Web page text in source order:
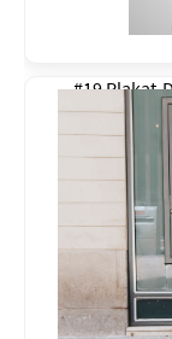
#19 Plakat-